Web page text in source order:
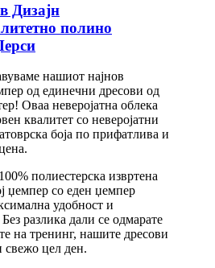
Дизајн
полино
нашиот најнов
од единечни дресови од
Оваа неверојатна облека
квалитет со неверојатни
боја по прифатлива и
полиестерска извртена
џемпер со еден џемпер
удобност и
разлика дали се одмарате
на тренинг, нашите дресови
свежо цел ден.